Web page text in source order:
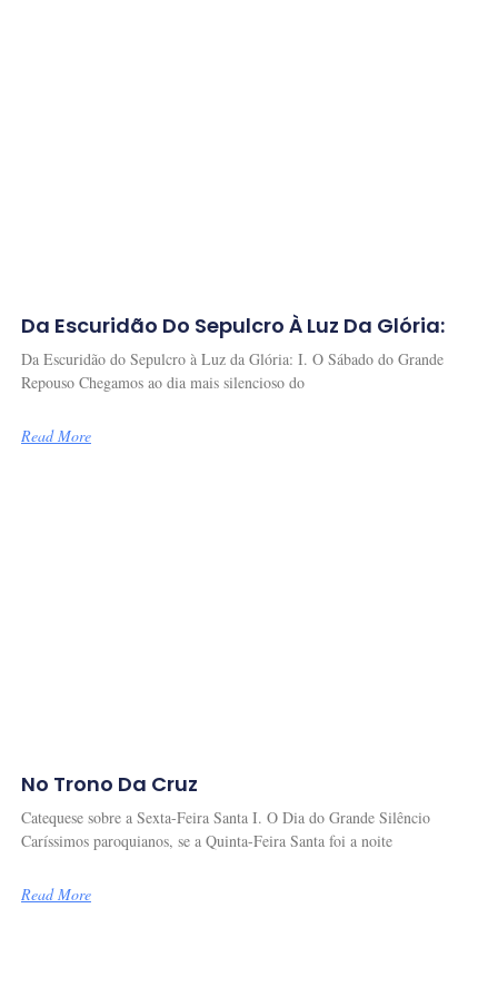
Da Escuridão Do Sepulcro À Luz Da Glória:
Da Escuridão do Sepulcro à Luz da Glória: I. O Sábado do Grande
Repouso Chegamos ao dia mais silencioso do
Read More
No Trono Da Cruz
Catequese sobre a Sexta-Feira Santa I. O Dia do Grande Silêncio
Caríssimos paroquianos, se a Quinta-Feira Santa foi a noite
Read More